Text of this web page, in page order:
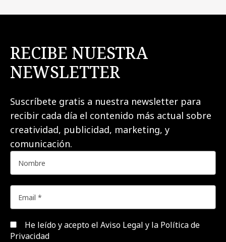
RECIBE NUESTRA
NEWSLETTER
Suscríbete gratis a nuestra newsletter para
recibir cada día el contenido más actual sobre
creatividad, publicidad, marketing, y
comunicación.
He leído y acepto el Aviso Legal y la Política de
Privacidad